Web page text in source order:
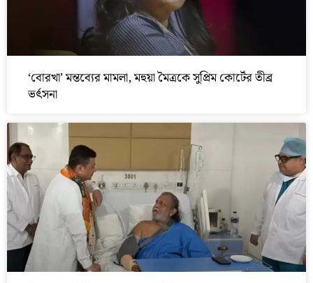
‘বোরখা’ মন্তব্যের মামলা, মহুয়া মৈত্রকে সুপ্রিম কোর্টের তীব্র
ভর্ৎসনা